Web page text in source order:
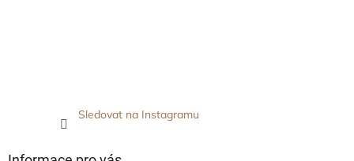
Sledovat na Instagramu